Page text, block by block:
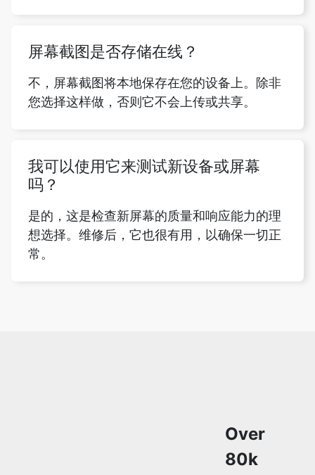
屏幕截图是否存储在线？
不，屏幕截图将本地保存在您的设备上。除非
您选择这样做，否则它不会上传或共享。
我可以使用它来测试新设备或屏幕
吗？
是的，这是检查新屏幕的质量和响应能力的理
想选择。维修后，它也很有用，以确保一切正
常。
Over
80k